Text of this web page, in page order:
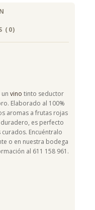
(0)
vino tinto seductor
Elaborado al 100%
aromas a frutas rojas
duradero, es perfecto
Encuéntralo
o en nuestra bodega
al 611 158 961.